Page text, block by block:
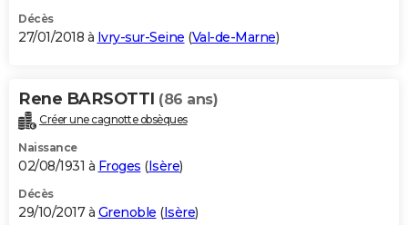
Décès
27/01/2018 à Ivry-sur-Seine (Val-de-Marne)
Rene BARSOTTI (86 ans)
Créer une cagnotte obsèques
Naissance
02/08/1931 à Froges (Isère)
Décès
29/10/2017 à Grenoble (Isère)